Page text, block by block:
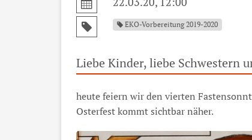
EKO-Vorbereitung 2019-2020
Liebe Kinder, liebe Schwestern
heute feiern wir den vierten
Osterfest kommt sichtbar näher.